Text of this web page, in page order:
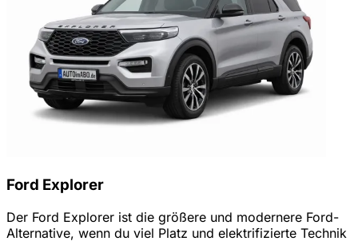
Ford Explorer
Der Ford Explorer ist die größere und modernere Ford-
Alternative, wenn du viel Platz und elektrifizierte Technik